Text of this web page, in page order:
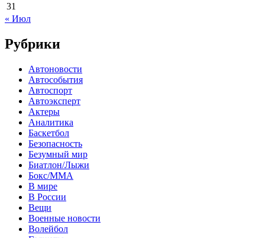
31
« Июл
Рубрики
Автоновости
Автособытия
Автоспорт
Автоэксперт
Актеры
Аналитика
Баскетбол
Безопасность
Безумный мир
Биатлон/Лыжи
Бокс/MMA
В мире
В России
Вещи
Военные новости
Волейбол